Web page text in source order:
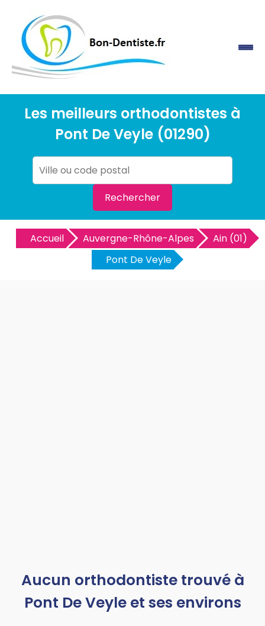
Les meilleurs orthodontistes à
Pont De Veyle (01290)
Rechercher
Accueil Auvergne-Rhône-Alpes
Ain (01)
Pont De Veyle
Aucun orthodontiste trouvé à
Pont De Veyle et ses environs